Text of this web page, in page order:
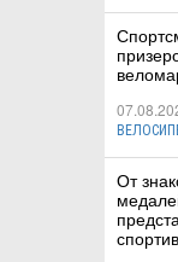
От